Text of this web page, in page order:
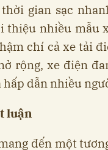
gian sạc
thiệu nhiều mẫu
chí cả xe tải
rộng, xe điện
hấp dẫn nhiều
luận
đến một